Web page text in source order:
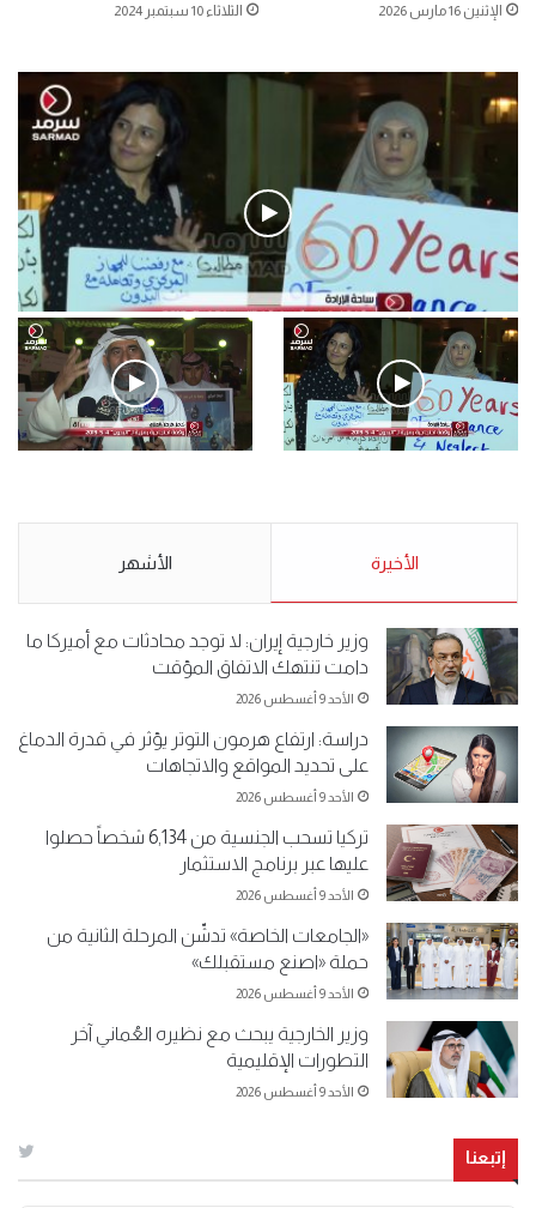
الإثنين 16 مارس 2026 الثلاثاء 10 سبتمبر 2024
فيديو
.وقفة احتجاجية رمزية لـ”#البدون” في ساحة الإرادة 4-5-2019.
الأحد 5 مايو 2019
5-2019.
نبيع مخدرات يعني ولا خمر؟!.
الأخيرة الأشهر
وزير خارجية إيران: لا توجد محادثات مع أميركا ما
دامت تنتهك الاتفاق المؤقت
الأحد 9 أغسطس 2026
دراسة: ارتفاع هرمون التوتر يؤثر في قدرة الدماغ
على تحديد المواقع والاتجاهات
الأحد 9 أغسطس 2026
تركيا تسحب الجنسية من 6,134 شخصاً حصلوا
عليها عبر برنامج الاستثمار
الأحد 9 أغسطس 2026
«الجامعات الخاصة» تدشّن المرحلة الثانية من
حملة «اصنع مستقبلك»
الأحد 9 أغسطس 2026
وزير الخارجية يبحث مع نظيره العُماني آخر
التطورات الإقليمية
الأحد 9 أغسطس 2026
إتبعنا